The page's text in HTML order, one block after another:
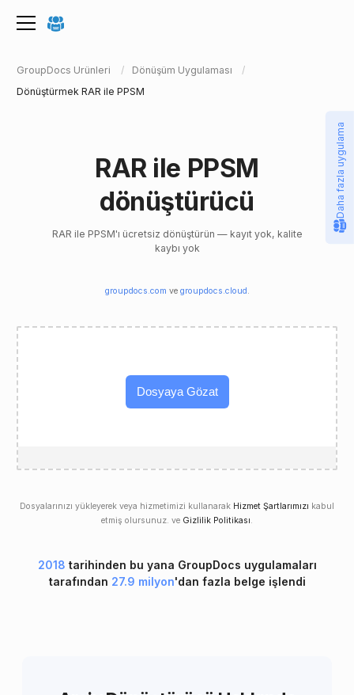
GroupDocs Ürünleri
Dönüşüm Uygulaması
Dönüştürmek RAR ile PPSM
RAR ile PPSM
dönüştürücü
RAR ile PPSM'ı ücretsiz dönüştürün — kayıt yok, kalite
kaybı yok
groupdocs.com ve groupdocs.cloud .
Dosyaya Gözat
Dosyalarınızı yükleyerek veya hizmetimizi kullanarak Hizmet Şartlarımızı kabul
etmiş olursunuz. ve Gizlilik Politikası.
2018 tarihinden bu yana GroupDocs uygulamaları
tarafından 27.9 milyon'dan fazla belge işlendi
Daha fazla uygulama